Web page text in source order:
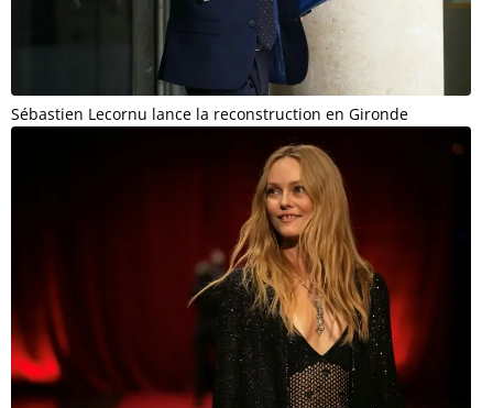
Sébastien Lecornu lance la reconstruction en Gironde